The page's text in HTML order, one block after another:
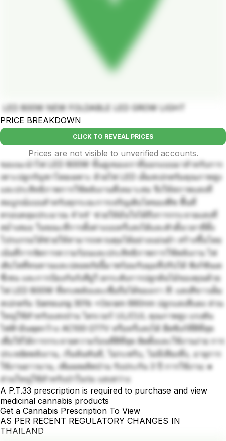
LED 800W NEW FOLDABLE LED GROW LIGHT
PRICE BREAKDOWN
CLICK TO REVEAL PRICES
Prices are not visible to unverified accounts.
ขอแนะนำไฟ LED 800W ขั้นสูงของเราที่ออกแบบมาสำหรับการ
เพาะปลูกกัญชาโดยเฉพาะ ด้วยไฟ LED เต็มสเปกตรัมคุณภาพสูง
และประสิทธิภาพการใช้พลังงานที่เหมาะสม จึงให้สภาพแสงที่
สมบูรณ์แบบสำหรับทุกระยะการเจริญเติบโตของพืช พื้นที่
ครอบคลุมประมาณ 4'x4' ช่วยให้มั่นใจได้ถึงการกระจายแสงที่
สม่ำเสมอ ในขณะที่การตั้งค่าแบบหรี่แสงได้และตัวตั้งเวลาที่ตั้ง
โปรแกรมได้ช่วยให้สามารถควบคุมได้อย่างแม่นยำ สร้างขึ้นโดย
เน้นที่การจัดการความร้อนและประสิทธิภาพการใช้พลังงาน ไฟ
เติบโตที่ทนทานและปลอดภัยนี้มาพร้อมกับมุมที่ปรับได้ ฟังก์ชันเด
ซี่เชน และการป้องกันรังสียูวี ยกระดับการปลูกต้นไม้ของคุณด้วย
ไฟ LED 800W ที่ทรงพลังและเชื่อถือได้ของเรา สี: แสงสีขาวเต็ม
สเปกตรัม Samsung 301b +Osram 660nm ปลูกแสงสีแดง ส่วน
ใหญ่ใช้สำหรับแสงป่าน ไดรเวอร์ UL/CUL คุณภาพสูง แรงดัน
ไฟฟ้าอินพุตกว้าง AC100-277V หรือหรี่แสงได้ ฮีตซิงก์ที่ดีที่สุด
เพื่อให้ได้การกระจายความร้อนที่ดีที่สุด ติดตั้งและใช้งานง่าย การ
ประหยัดพลังงาน, เริ่มต้นทันที, ไม่กะพริบ, ไม่มีเสียงหึ่ง, อายุการ
ใช้งานยาวนาน, เพิ่มผลผลิตป่าน รับประกัน 3 ปี การใช้งาน: ●
ส่วนใหญ่ใช้สำหรับป่าในร่ม แสงสว่าง
A P.T.33 prescription is required to purchase and view
medicinal cannabis products
Get a Cannabis Prescription To View
AS PER RECENT REGULATORY CHANGES IN
THAILAND